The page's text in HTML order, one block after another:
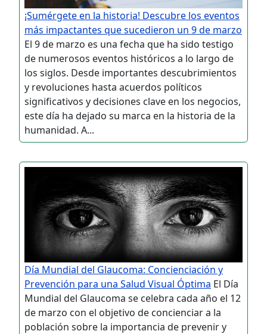
¡Sumérgete en la historia! Descubre los eventos
más impactantes que sucedieron un 9 de marzo
El 9 de marzo es una fecha que ha sido testigo
de numerosos eventos históricos a lo largo de
los siglos. Desde importantes descubrimientos
y revoluciones hasta acuerdos políticos
significativos y decisiones clave en los negocios,
este día ha dejado su marca en la historia de la
humanidad. A...
Día Mundial del Glaucoma: Concienciación y
Prevención para una Salud Visual Óptima El Día
Mundial del Glaucoma se celebra cada año el 12
de marzo con el objetivo de concienciar a la
población sobre la importancia de prevenir y